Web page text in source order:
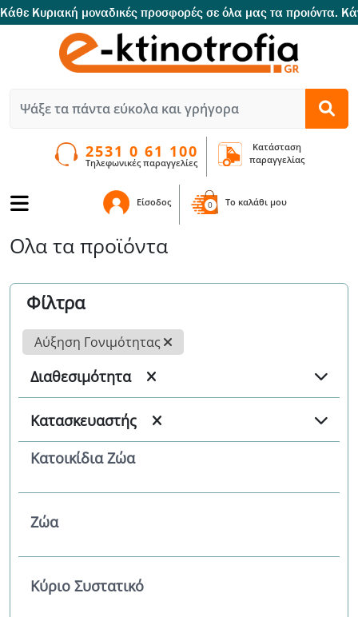
Ελέγξτε όποτε εσείς θέλετε την παραγγελία σας και το που
2531 0 61 100
Τηλεφωνικές παραγγελίες
Κατάσταση
παραγγελίας
Είσοδος 0 To καλάθι μου
Ολα τα προϊόντα
Φίλτρα
Αύξηση Γονιμότητας
Διαθεσιμότητα
Κατασκευαστής
Κατοικίδια Ζώα
Ζώα
Κύριο Συστατικό